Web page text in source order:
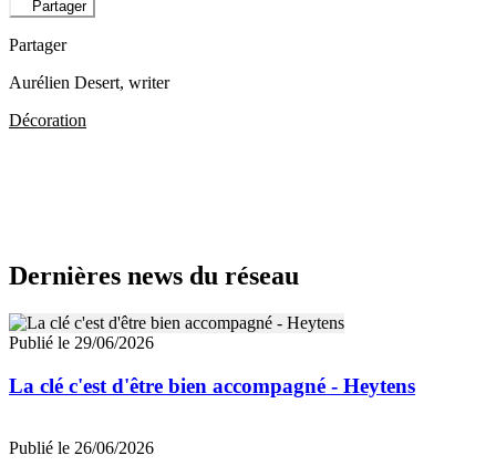
Partager
Partager
Aurélien Desert, writer
Décoration
Dernières news du réseau
Publié le 29/06/2026
La clé c'est d'être bien accompagné - Heytens
Publié le 26/06/2026